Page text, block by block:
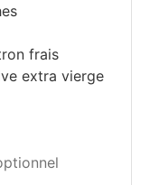
frais
extra vierge